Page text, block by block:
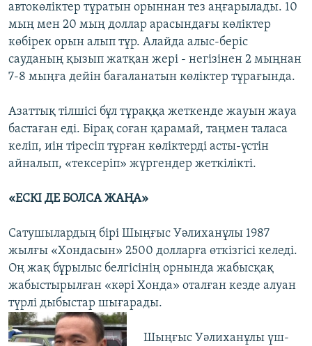
автокөліктер тұратын орыннан тез аңғарылады. 10
мың мен 20 мың доллар арасындағы көліктер
көбірек орын алып тұр. Алайда алыс-беріс
сауданың қызып жатқан жері - негізінен 2 мыңнан
7-8 мыңға дейін бағаланатын көліктер тұрағында.
Азаттық тілшісі бұл тұраққа жеткенде жауын жауа
бастаған еді. Бірақ соған қарамай, таңмен таласа
келіп, иін тіресіп тұрған көліктерді асты-үстін
айналып, «тексеріп» жүргендер жеткілікті.
«ЕСКІ ДЕ БОЛСА ЖАҢА»
Сатушылардың бірі Шыңғыс Уәлиханұлы 1987
жылғы «Хондасын» 2500 долларға өткізгісі келеді.
Оң жақ бұрылыс белгісінің орнында жабысқақ
жабыстырылған «кәрі Хонда» оталған кезде алуан
түрлі дыбыстар шығарады.
Шыңғыс Уәлиханұлы үш-